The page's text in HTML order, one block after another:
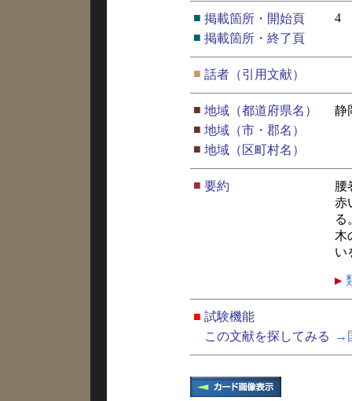
■ 掲載箇所・開始頁
4
■ 掲載箇所・終了頁
■ 話者（引用文献）
■ 地域（都道府県名）
静
■ 地域（市・郡名）
■ 地域（区町村名）
■ 要約
腰
赤
る
木
い
■ 試験機能
この文献を探してみる
→